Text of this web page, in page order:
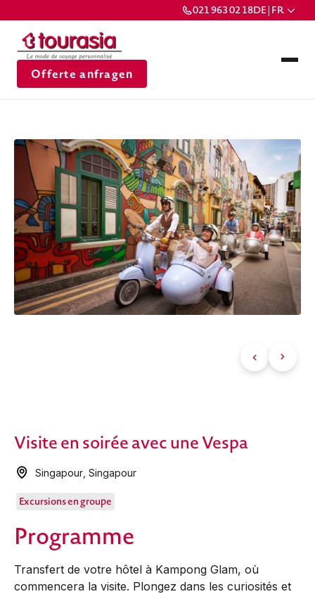
021 963 02 18DE | FR
Offerte anfragen
Visite en soirée avec une Vespa
Singapour ,Singapour
Excursions en groupe
Programme
Transfert de votre hôtel à Kampong Glam, où
commencera la visite. Plongez dans les curiosités et